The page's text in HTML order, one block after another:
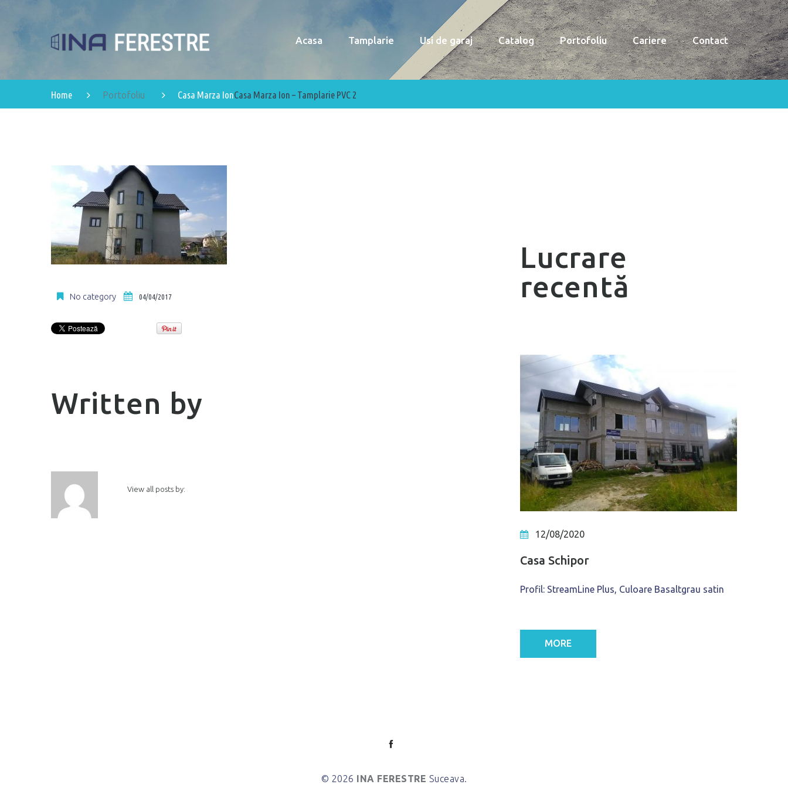
Acasa Tamplarie Usi de garaj Catalog Portofoliu Cariere Contact
Home Portofoliu Casa Marza IonCasa Marza Ion – Tamplarie PVC 2
No category 04/04/2017
Written by
View all posts by:
Lucrare
recentă
12/08/2020
Casa Schipor
Profil: StreamLine Plus, Culoare Basaltgrau satin
MORE
© 2026 INA FERESTRE Suceava.